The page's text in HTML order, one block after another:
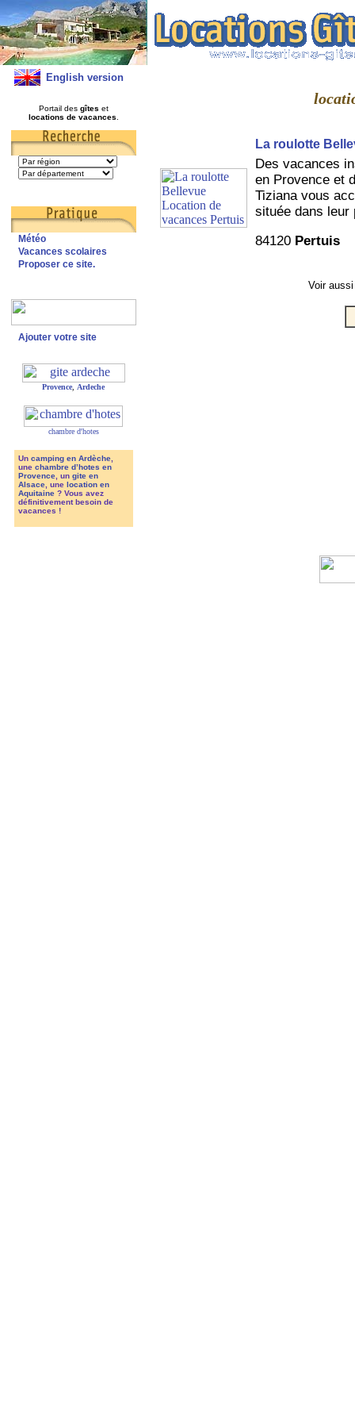
English version
Portail des gîtes et
locations de vacances
Météo
Vacances scolaires
Proposer ce site.
Ajouter votre site
Provence Ardeche
chambre d'hotes
Un camping en Ardèche,
une chambre d’hotes en
Provence, un gite en
Alsace, une location en
Aquitaine? Vous avez
définitivement besoin de
vacances !
La roulotte
Des vacances
en Provence et
Tiziana vous
située dans leur
84120 Pertuis
Voir